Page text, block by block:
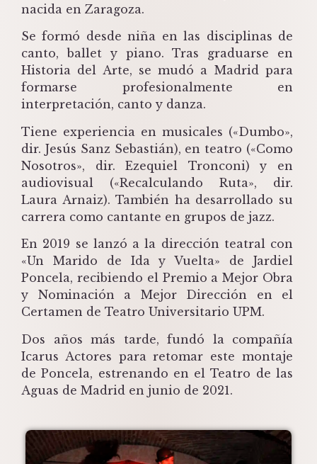
nacida en Zaragoza.
Se formó desde niña en las disciplinas de
canto, ballet y piano. Tras graduarse en
Historia del Arte, se mudó a Madrid para
formarse profesionalmente en
interpretación, canto y danza.
Tiene experiencia en musicales («Dumbo»,
dir. Jesús Sanz Sebastián), en teatro («Como
Nosotros», dir. Ezequiel Tronconi) y en
audiovisual («Recalculando Ruta», dir.
Laura Arnaiz). También ha desarrollado su
carrera como cantante en grupos de jazz.
En 2019 se lanzó a la dirección teatral con
«Un Marido de Ida y Vuelta» de Jardiel
Poncela, recibiendo el Premio a Mejor Obra
y Nominación a Mejor Dirección en el
Certamen de Teatro Universitario UPM.
Dos años más tarde, fundó la compañía
Icarus Actores para retomar este montaje
de Poncela, estrenando en el Teatro de las
Aguas de Madrid en junio de 2021.